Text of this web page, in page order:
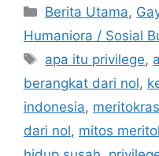
Categories
Berita Utama,
Humaniora / Sosial
Tags
apa itu privilege,
berangkat dari nol,
indonesia,
dari nol, mitos